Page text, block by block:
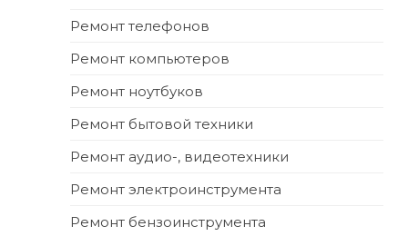
Ремонт телефонов
Ремонт компьютеров
Ремонт ноутбуков
Ремонт бытовой техники
Ремонт аудио-, видеотехники
Ремонт электроинструмента
Ремонт бензоинструмента